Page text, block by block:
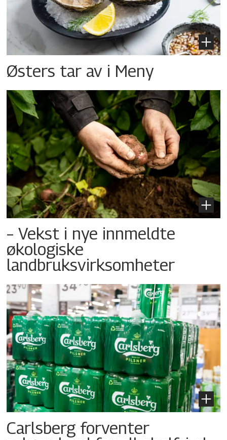
Østers tar av i Meny
– Vekst i nye innmeldte
økologiske
landbruksvirksomheter
Carlsberg forventer